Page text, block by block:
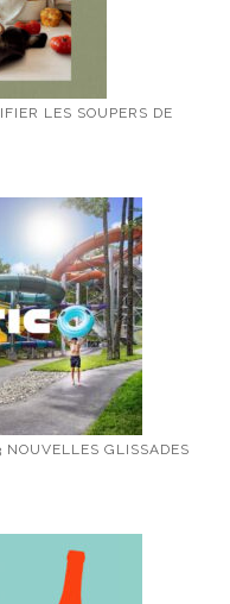
LES SOUPERS DE
GLISSADES